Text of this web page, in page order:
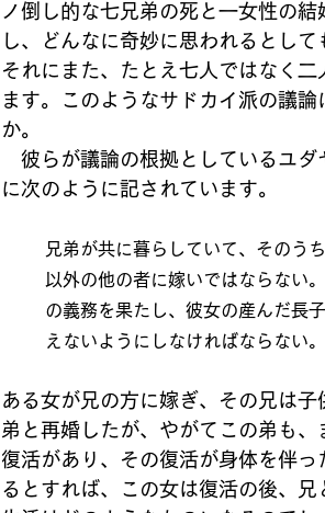
ノ倒し的な七兄弟の死と一女性の
し、どんなに奇妙に思われるとし
それにまた、たとえ七人ではなく
ます。このようなサドカイ派の議
か。
彼らが議論の根拠としているユ
に次のように記されています。
兄弟が共に暮らしていて、そのう
以外の他の者に嫁いではならない
の義務を果たし、彼女の産んだ長
えないようにしなければならない。
ある女が兄の方に嫁ぎ、その兄は
弟と再婚したが、やがてこの弟も
復活があり、その復活が身体を伴
るとすれば、この女は復活の後、